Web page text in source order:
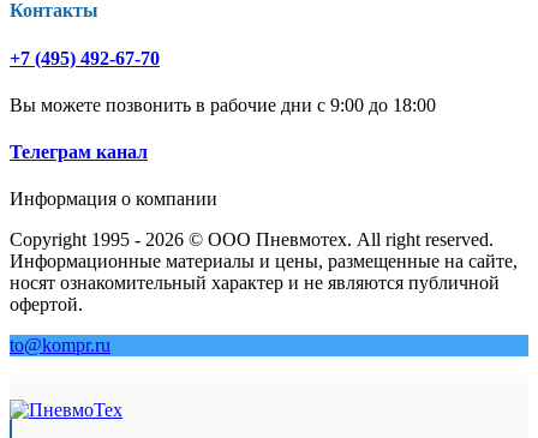
Контакты
+7 (495) 492-67-70
Вы можете позвонить в рабочие дни с 9:00 до 18:00
Телеграм канал
Информация о компании
Copyright 1995 - 2026 © ООО Пневмотех. All right reserved.
Информационные материалы и цены, размещенные на сайте,
носят ознакомительный характер и не являются публичной
офертой.
to@kompr.ru